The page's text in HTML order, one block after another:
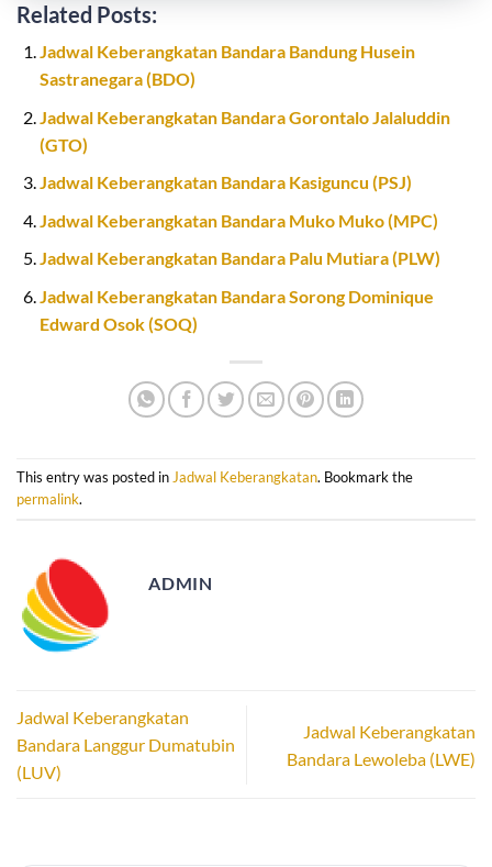
Related Posts:
Jadwal Keberangkatan Bandara Bandung Husein
Sastranegara (BDO)
Jadwal Keberangkatan Bandara Gorontalo Jalaluddin
(GTO)
Jadwal Keberangkatan Bandara Kasiguncu (PSJ)
Jadwal Keberangkatan Bandara Muko Muko (MPC)
Jadwal Keberangkatan Bandara Palu Mutiara (PLW)
Jadwal Keberangkatan Bandara Sorong Dominique
Edward Osok (SOQ)
This entry was posted inJadwal Keberangkatan. Bookmark the
permalink.
ADMIN
Jadwal Keberangkatan
Bandara Langgur Dumatubin
(LUV)
Jadwal Keberangkatan
Bandara Lewoleba (LWE)